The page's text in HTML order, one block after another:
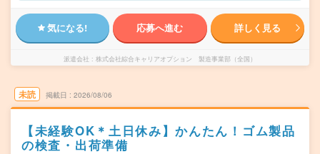
気になる! 応募へ進む 詳しく見る
派遣会社 株式会社綜合キャリアオプション 製造事業部（全国）
未読 掲載日 2026/08/06
【未経験OK＊土日休み】かんたん！ゴム製品
の検査・出荷準備